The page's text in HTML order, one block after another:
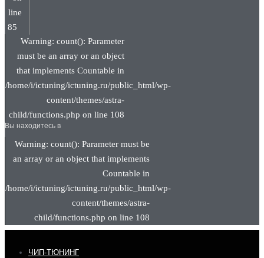
line
85
Warning: count(): Parameter
must be an array or an object
that implements Countable in
/home/i/ictuning/ictuning.ru/public_html/wp-
content/themes/astra-
child/functions.php on line 108
Вы находитесь в
Warning: count(): Parameter must be
an array or an object that implements
Countable in
/home/i/ictuning/ictuning.ru/public_html/wp-
content/themes/astra-
child/functions.php on line 108
ЧИП-ТЮНИНГ